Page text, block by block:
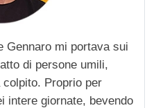
Gennaro mi portava sui
di persone umili,
Proprio per
intere giornate, bevendo